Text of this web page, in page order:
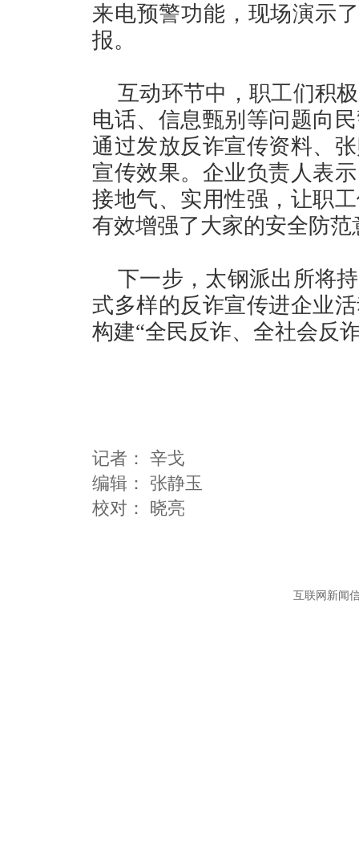
来电预警功能，现场演示
报。
互动环节中，职工们积
电话、信息甄别等问题向
通过发放反诈宣传资料、
宣传效果。企业负责人表
接地气、实用性强，让职
有效增强了大家的安全防范
下一步，太钢派出所将
式多样的反诈宣传进企业
构建“全民反诈、全社会反
记者： 辛戈
编辑： 张静玉
互联网新闻